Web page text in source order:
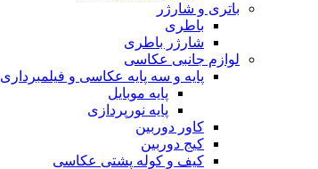
باتری و شارژر
باطری
شارژر باطری
لوازم جانبی عکاسی
پایه و سه پایه عکاسی و فیلمبرداری
پایه موبایل
پایه نورپردازی
کاور دوربین
کیج دوربین
کیف و کوله پشتی عکاسی